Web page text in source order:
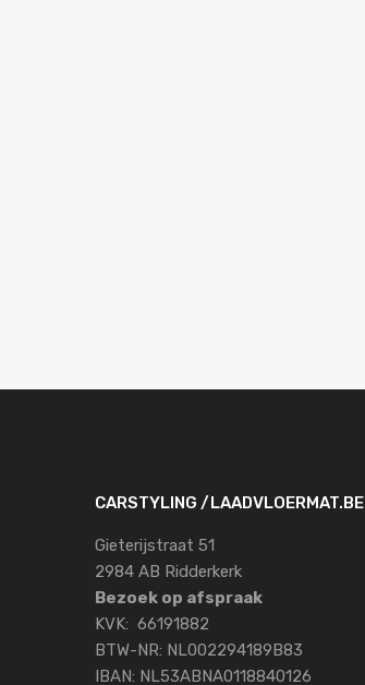
CARSTYLING /LAADVLOERMAT.BE
Gieterijstraat 51
2984 AB Ridderkerk
Bezoek op afspraak
KVK: 66191882
BTW-NR: NL002294189B83
IBAN: NL53ABNA0118840126